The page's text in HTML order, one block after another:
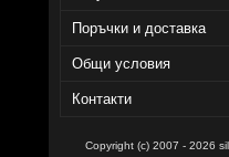
Поръчки и доставка
Общи условия
Контакти
Copyright (c) 2007 - 2026